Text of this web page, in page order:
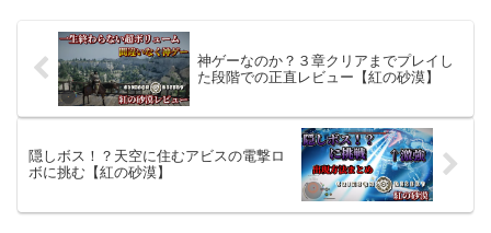
神ゲーなのか？３章クリアまでプレイし
た段階での正直レビュー【紅の砂漠】
隠しボス！？天空に住むアビスの電撃ロ
ボに挑む【紅の砂漠】